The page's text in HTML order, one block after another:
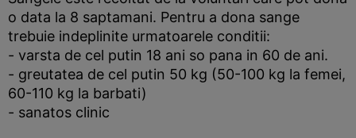
o data la 8 saptamani. Pentru a dona sange
trebuie indeplinite urmatoarele conditii:
- varsta de cel putin 18 ani so pana in 60 de ani.
- greutatea de cel putin 50 kg (50-100 kg la femei,
60-110 kg la barbati)
- sanatos clinic